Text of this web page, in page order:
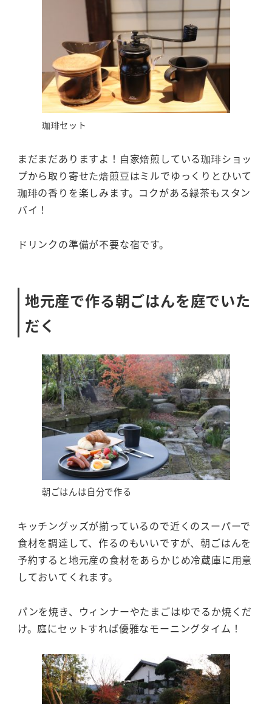
珈琲セット
まだまだありますよ！自家焙煎している珈琲ショッ
プから取り寄せた焙煎豆はミルでゆっくりとひいて
珈琲の香りを楽しみます。コクがある緑茶もスタン
バイ！
ドリンクの準備が不要な宿です。
地元産で作る朝ごはんを庭でいた
だく
朝ごはんは自分で作る
キッチングッズが揃っているので近くのスーパーで
食材を調達して、作るのもいいですが、朝ごはんを
予約すると地元産の食材をあらかじめ冷蔵庫に用意
しておいてくれます。
パンを焼き、ウィンナーやたまごはゆでるか焼くだ
け。庭にセットすれば優雅なモーニングタイム！